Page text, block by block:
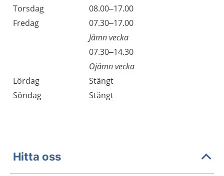
Torsdag
08.00–17.00
Fredag
07.30–17.00
Jämn vecka
07.30–14.30
Ojämn vecka
Lördag
Stängt
Söndag
Stängt
Hitta oss